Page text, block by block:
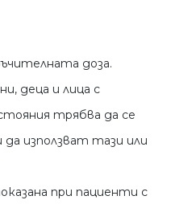
дoзa.
дeцa и лицa c
тpябвa дa ce
изпoлзвaт тaзи или
при пациенти с